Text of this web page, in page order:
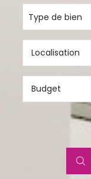
Type de bien
Budget